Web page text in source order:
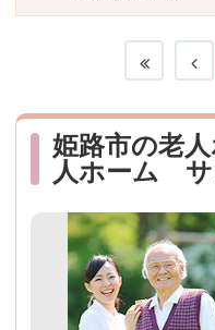
おすすめ施設特集
姫路市の老
人ホーム サ